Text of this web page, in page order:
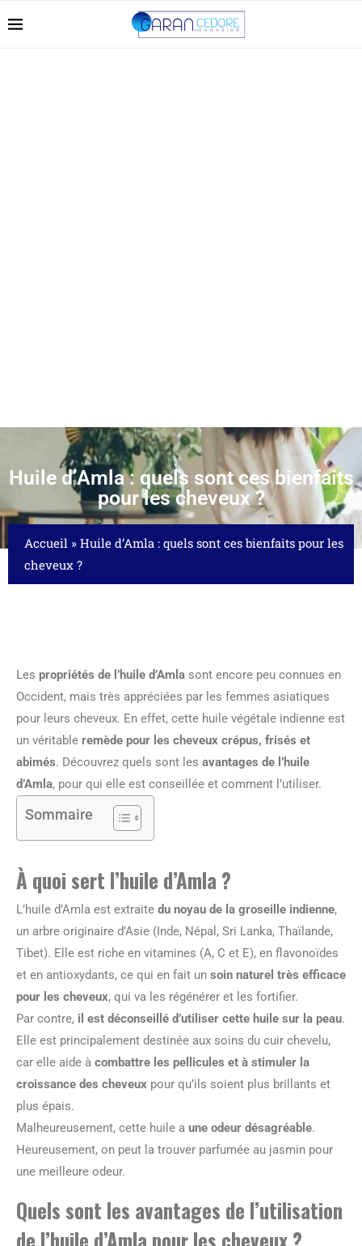
Huile d’Amla : quels sont ces bienfaits
pour les cheveux ?
Accueil » Huile d’Amla : quels sont ces bienfaits pour les
cheveux ?
Les propriétés de l’huile d’Amla sont encore peu connues en
Occident, mais très appréciées par les femmes asiatiques
pour leurs cheveux. En effet, cette huile végétale indienne est
un véritable remède pour les cheveux crépus, frisés et
abimés. Découvrez quels sont les avantages de l’huile
d’Amla, pour qui elle est conseillée et comment l’utiliser.
Sommaire
À quoi sert l’huile d’Amla ?
L’huile d’Amla est extraite du noyau de la groseille indienne,
un arbre originaire d’Asie (Inde, Népal, Sri Lanka, Thaïlande,
Tibet). Elle est riche en vitamines (A, C et E), en flavonoïdes
et en antioxydants, ce qui en fait un soin naturel très efficace
pour les cheveux, qui va les régénérer et les fortifier.
Par contre, il est déconseillé d’utiliser cette huile sur la peau.
Elle est principalement destinée aux soins du cuir chevelu,
car elle aide à combattre les pellicules et à stimuler la
croissance des cheveux pour qu’ils soient plus brillants et
plus épais.
Malheureusement, cette huile a une odeur désagréable.
Heureusement, on peut la trouver parfumée au jasmin pour
une meilleure odeur.
Quels sont les avantages de l’utilisation
de l’huile d’Amla pour les cheveux ?